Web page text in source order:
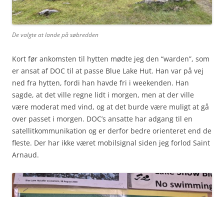
De valgte at lande på søbredden
Kort før ankomsten til hytten mødte jeg den “warden”, som
er ansat af DOC til at passe Blue Lake Hut. Han var på vej
ned fra hytten, fordi han havde fri i weekenden. Han
sagde, at det ville regne lidt i morgen, men at der ville
være moderat med vind, og at det burde være muligt at gå
over passet i morgen. DOC’s ansatte har adgang til en
satellitkommunikation og er derfor bedre orienteret end de
fleste. Der har ikke været mobilsignal siden jeg forlod Saint
Arnaud.